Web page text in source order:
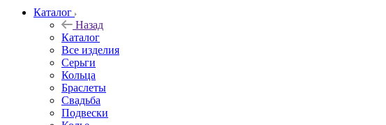
Каталог
Назад
Каталог
Все изделия
Серьги
Кольца
Браслеты
Свадьба
Подвески